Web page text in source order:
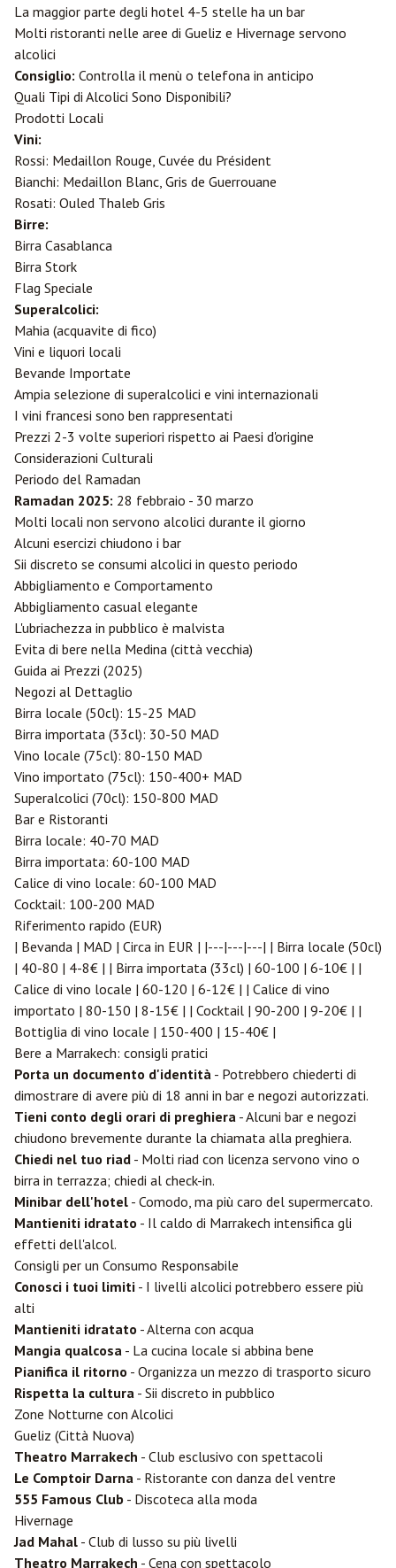
La maggior parte degli hotel 4-5 stelle ha un bar
Molti ristoranti nelle aree di Gueliz e Hivernage servono
alcolici
Consiglio: Controlla il menù o telefona in anticipo
Quali Tipi di Alcolici Sono Disponibili?
Prodotti Locali
Vini:
Rossi: Medaillon Rouge, Cuvée du Président
Bianchi: Medaillon Blanc, Gris de Guerrouane
Rosati: Ouled Thaleb Gris
Birre:
Birra Casablanca
Birra Stork
Flag Speciale
Superalcolici:
Mahia (acquavite di fico)
Vini e liquori locali
Bevande Importate
Ampia selezione di superalcolici e vini internazionali
I vini francesi sono ben rappresentati
Prezzi 2-3 volte superiori rispetto ai Paesi d'origine
Considerazioni Culturali
Periodo del Ramadan
Ramadan 2025: 28 febbraio - 30 marzo
Molti locali non servono alcolici durante il giorno
Alcuni esercizi chiudono i bar
Sii discreto se consumi alcolici in questo periodo
Abbigliamento e Comportamento
Abbigliamento casual elegante
L'ubriachezza in pubblico è malvista
Evita di bere nella Medina (città vecchia)
Guida ai Prezzi (2025)
Negozi al Dettaglio
Birra locale (50cl): 15-25 MAD
Birra importata (33cl): 30-50 MAD
Vino locale (75cl): 80-150 MAD
Vino importato (75cl): 150-400+ MAD
Superalcolici (70cl): 150-800 MAD
Bar e Ristoranti
Birra locale: 40-70 MAD
Birra importata: 60-100 MAD
Calice di vino locale: 60-100 MAD
Cocktail: 100-200 MAD
Riferimento rapido (EUR)
| Bevanda | MAD | Circa in EUR | |---|---|---| | Birra locale (50cl)
| 40-80 | 4-8€ | | Birra importata (33cl) | 60-100 | 6-10€ | |
Calice di vino locale | 60-120 | 6-12€ | | Calice di vino
importato | 80-150 | 8-15€ | | Cocktail | 90-200 | 9-20€ | |
Bottiglia di vino locale | 150-400 | 15-40€ |
Bere a Marrakech: consigli pratici
Porta un documento d'identità - Potrebbero chiederti di
dimostrare di avere più di 18 anni in bar e negozi autorizzati.
Tieni conto degli orari di preghiera - Alcuni bar e negozi
chiudono brevemente durante la chiamata alla preghiera.
Chiedi nel tuo riad - Molti riad con licenza servono vino o
birra in terrazza; chiedi al check-in.
Minibar dell'hotel - Comodo, ma più caro del supermercato.
Mantieniti idratato - Il caldo di Marrakech intensifica gli
effetti dell'alcol.
Consigli per un Consumo Responsabile
Conosci i tuoi limiti - I livelli alcolici potrebbero essere più
alti
Mantieniti idratato - Alterna con acqua
Mangia qualcosa - La cucina locale si abbina bene
Pianifica il ritorno - Organizza un mezzo di trasporto sicuro
Rispetta la cultura - Sii discreto in pubblico
Zone Notturne con Alcolici
Gueliz (Città Nuova)
Theatro Marrakech - Club esclusivo con spettacoli
Le Comptoir Darna - Ristorante con danza del ventre
555 Famous Club - Discoteca alla moda
Hivernage
Jad Mahal - Club di lusso su più livelli
Theatro Marrakech - Cena con spettacolo